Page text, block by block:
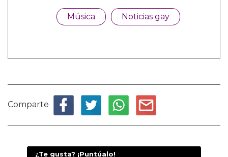
Música Noticias gay
Comparte
¿Te gusta? ¡Puntúalo!